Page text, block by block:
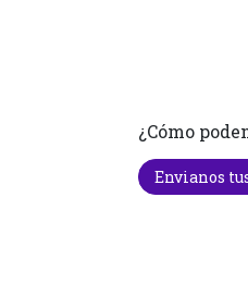
¿Cómo
Envianos